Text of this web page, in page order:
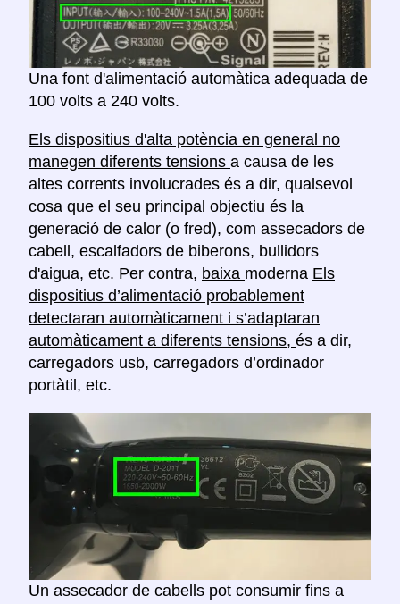
Una font d'alimentació automàtica adequada de
100 volts a 240 volts.
Els dispositius d'alta potència en general no
manegen diferents tensions a causa de les
altes corrents involucrades és a dir, qualsevol
cosa que el seu principal objectiu és la
generació de calor (o fred), com assecadors de
cabell, escalfadors de biberons, bullidors
d'aigua, etc. Per contra, baixa moderna Els
dispositius d’alimentació probablement
detectaran automàticament i s’adaptaran
automàticament a diferents tensions, és a dir,
carregadors usb, carregadors d’ordinador
portàtil, etc.
Un assecador de cabells pot consumir fins a